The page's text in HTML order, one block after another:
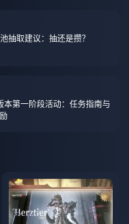
抽取建议：抽还是攒？
本第一阶段活动：任务指南与